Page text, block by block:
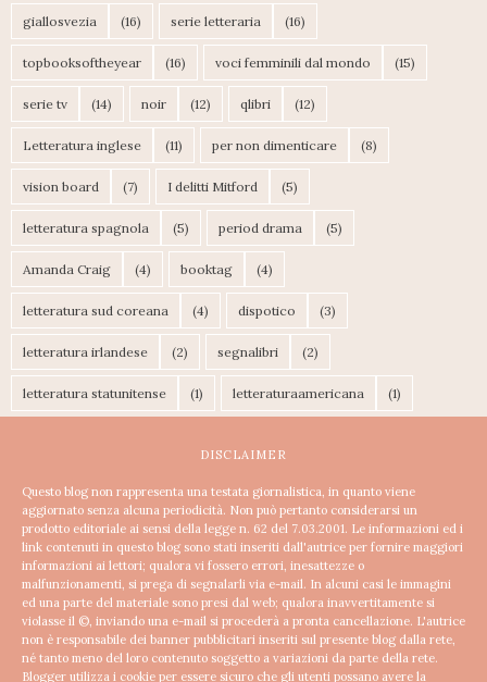
giallosvezia (16) serie letteraria (16)
topbooksoftheyear (16) voci femminili dal mondo (15)
serie tv (14) noir (12) qlibri (12)
Letteratura inglese (11) per non dimenticare (8)
vision board (7) I delitti Mitford (5)
letteratura spagnola (5) period drama (5)
Amanda Craig (4) booktag (4)
letteratura sud coreana (4) dispotico (3)
letteratura irlandese (2) segnalibri (2)
letteratura statunitense (1) letteraturaamericana (1)
DISCLAIMER
Questo blog non rappresenta una testata giornalistica, in quanto viene
aggiornato senza alcuna periodicità. Non può pertanto considerarsi un
prodotto editoriale ai sensi della legge n. 62 del 7.03.2001. Le informazioni ed i
link contenuti in questo blog sono stati inseriti dall'autrice per fornire maggiori
informazioni ai lettori; qualora vi fossero errori, inesattezze o
malfunzionamenti, si prega di segnalarli via e-mail. In alcuni casi le immagini
ed una parte del materiale sono presi dal web; qualora inavvertitamente si
violasse il ©, inviando una e-mail si procederà a pronta cancellazione. L'autrice
non è responsabile dei banner pubblicitari inseriti sul presente blog dalla rete,
né tanto meno del loro contenuto soggetto a variazioni da parte della rete.
Blogger utilizza i cookie per essere sicuro che gli utenti possano avere la